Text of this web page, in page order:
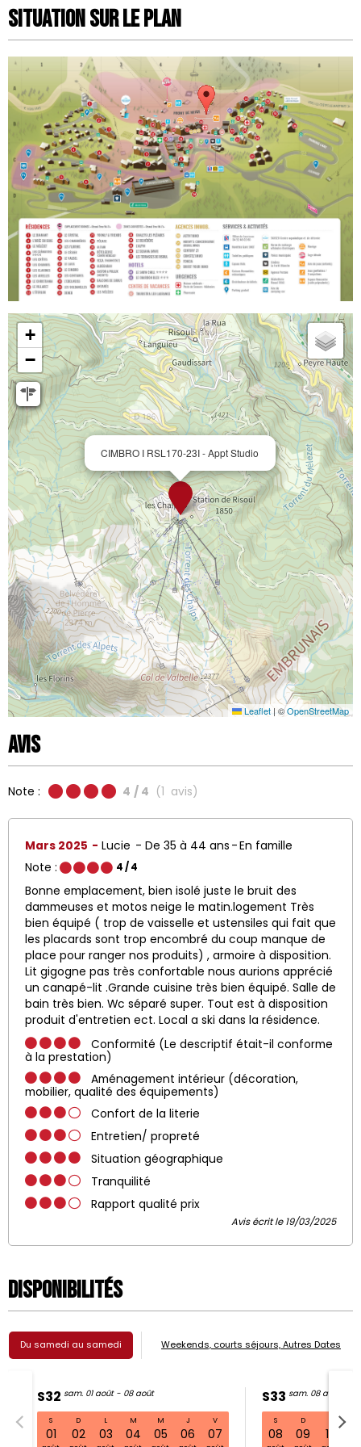
Situation sur le Plan
CIMBRO I RSL170-23I - Appt Studio
+
−
Leaflet | ©OpenStreetMap
Avis
Note : 4 / 4 (1 avis)
Mars 2025 Lucie De 35 à 44 ans
En famille
Note :
4/ 4
Bonne emplacement, bien isolé juste le bruit des
dammeuses et motos neige le matin.logement Très
bien équipé ( trop de vaisselle et ustensiles qui fait que
les placards sont trop encombré du coup manque de
place pour ranger nos produits) , armoire à disposition.
Lit gigogne pas très confortable nous aurions apprécié
un canapé-lit .Grande cuisine très bien équipé. Salle de
bain très bien. Wc séparé super. Tout est à disposition
produit d'entretien ect. Local a ski dans la résidence.
Conformité (Le descriptif était-il conforme
à la prestation)
Aménagement intérieur (décoration,
mobilier, qualité des équipements)
Confort de la literie
Entretien/ propreté
Situation géographique
Tranquilité
Rapport qualité prix
Avis écrit le 19/03/2025
Disponibilités
Du samedi au samedi Weekends, courts séjours, Autres Dates
S32 sam. 01 août - 08 août
S
01
D
02
L
03
M
04
M
05
J
06
V
07
S33 sam. 08 août - 15
S
08
D
09 10
S32 sam. 01 août - 08 août